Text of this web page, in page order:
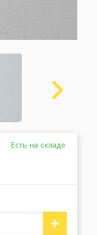
Есть на складе
+